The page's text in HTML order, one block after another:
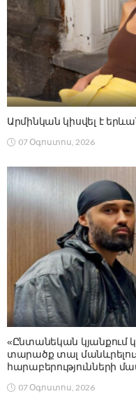
Արմինկան կիսվել է
07 Օգոստոս, 2026
«Ընտանեկան կյանքում
տարածք տալ
հարաբերությունների
07 Օգոստոս, 2026